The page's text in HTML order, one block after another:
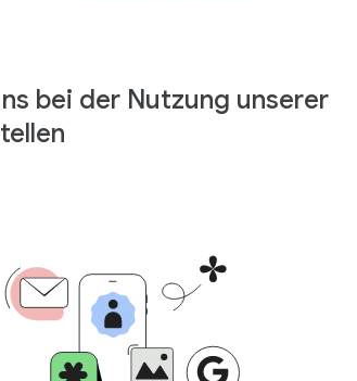
bei der Nutzung unserer